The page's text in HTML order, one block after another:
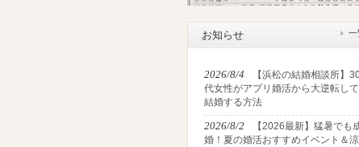
お知らせ 一
2026/8/4
【浜松の結婚相談所】
代女性がアプリ婚活から大逆転して
結婚する方法
2026/8/2
【2026最新】猛暑でも
婚！夏の婚活おすすめイベント＆涼